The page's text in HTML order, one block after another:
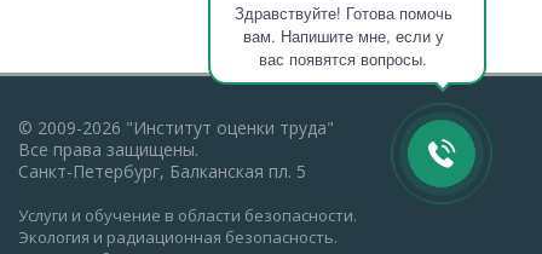
Здравствуйте! Готова помочь
вам. Напишите мне, если у
вас появятся вопросы.
© 2009-2026 "Институт оценки труда"
Все права защищены.
Санкт-Петербург, Балканская пл. 5
Услуги и обучение в области безопасности.
Экология и радиационная безопасность.